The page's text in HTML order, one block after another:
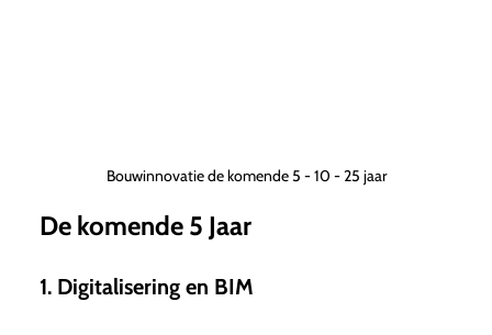
Bouwinnovatie de komende 5 - 10 - 25 jaar
De komende 5 Jaar
1. Digitalisering en BIM